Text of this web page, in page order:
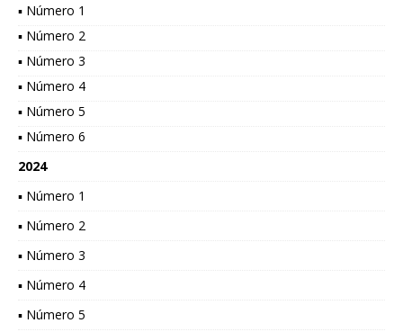
▪ Número 1
▪ Número 2
▪ Número 3
▪ Número 4
▪ Número 5
▪ Número 6
2024
▪ Número 1
▪ Número 2
▪ Número 3
▪ Número 4
▪ Número 5